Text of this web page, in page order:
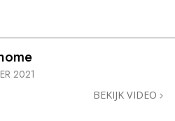
2021
BEKIJK VIDEO